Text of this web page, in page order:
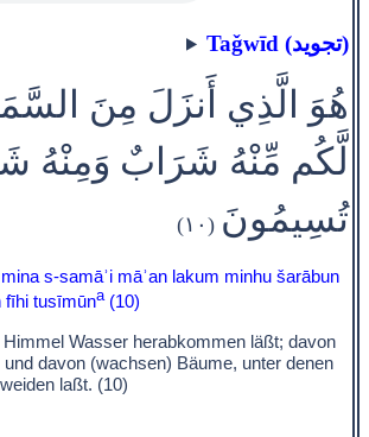
Taǧwīd (تجويد)
هُوَ الَّذِي أَنزَلَ مِنَ
لَّكُم مِّنْهُ شَرَابٌ وَمِنْهُ
تُسِيمُونَ (١٠)
s-samāʾi māʾan lakum minhu šarābun
fīhi tusīmūna(10)
Wasser herabkommen läßt; davon
davon (wachsen) Bäume, unter denen
laßt. (10)